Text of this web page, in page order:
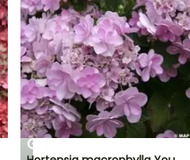
BULBOS
DE
PRIMAVERA
NOVEDADES
IRIS
GERMANICA